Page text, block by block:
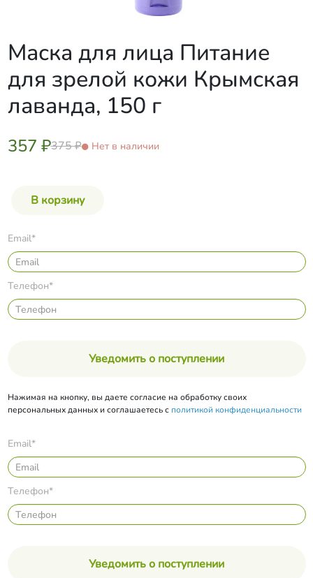
Маска для лица Питание
для зрелой кожи Крымская
лаванда, 150 г
357 ₽375 ₽ Нет в наличии
Email*
Телефон*
Уведомить о поступлении
Нажимая на кнопку, вы даете согласие на обработку своих
персональных данных и соглашаетесь с политикой конфиденциальности
Email*
Телефон*
Уведомить о поступлении